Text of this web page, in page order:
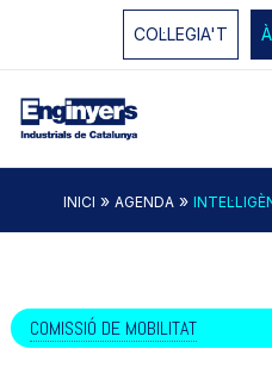
COL·LEGIA'T
INICI » AGENDA »
COMISSIÓ DE MOBILITAT